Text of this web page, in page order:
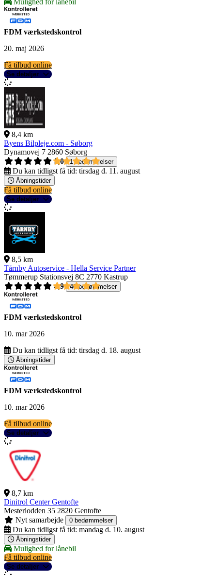
Mulighed for lånebil
FDM værkstedskontrol
20. maj 2026
Få tilbud online
Se detaljer
8,4 km
Byens Bilpleje.com - Søborg
Dynamovej 7 2860 Søborg
5,0
1 bedømmelser
Du kan tidligst få tid: tirsdag d. 11. august
Åbningstider
Få tilbud online
Se detaljer
8,5 km
Tårnby Autoservice - Hella Service Partner
Tømmerup Stationsvej 8C 2770 Kastrup
4,9
40 bedømmelser
FDM værkstedskontrol
10. mar 2026
Du kan tidligst få tid: tirsdag d. 18. august
Åbningstider
FDM værkstedskontrol
10. mar 2026
Få tilbud online
Se detaljer
8,7 km
Dinitrol Center Gentofte
Mesterlodden 35 2820 Gentofte
Nyt samarbejde
0 bedømmelser
Du kan tidligst få tid: mandag d. 10. august
Åbningstider
Mulighed for lånebil
Få tilbud online
Se detaljer